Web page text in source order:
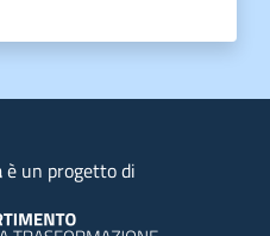
è un progetto di